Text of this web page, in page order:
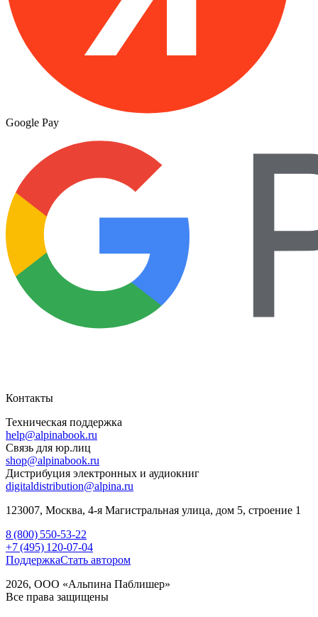
Google Pay
Контакты
Техническая поддержка
help@alpinabook.ru
Связь для юр.лиц
shop@alpinabook.ru
Дистрибуция электронных и аудиокниг
digitaldistribution@alpina.ru
123007, Москва, 4-я Магистральная улица, дом 5, строение 1
8 (800) 550-53-22
+7 (495) 120-07-04
ПоддержкаСтать автором
2026, ООО «Альпина Паблишер»
Все права защищены